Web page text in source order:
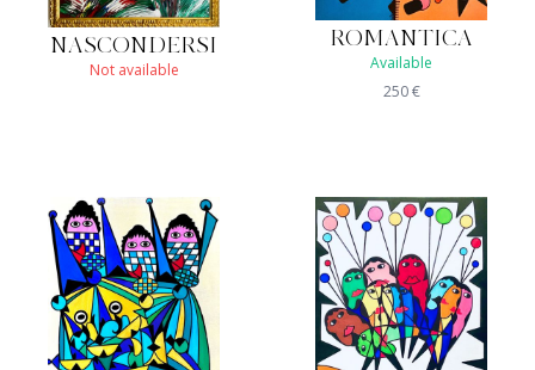
NASCONDERSI
Not available
ROMANTICA
Available
250€